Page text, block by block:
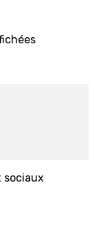
sociaux